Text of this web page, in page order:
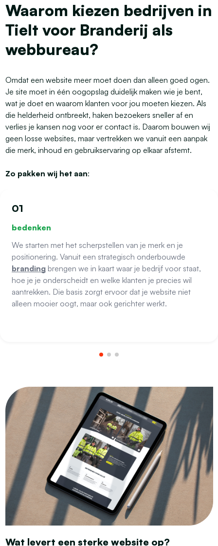
Waarom kiezen bedrijven in
Tielt voor Branderij als
webbureau?
Omdat een website meer moet doen dan alleen goed ogen.
Je site moet in één oogopslag duidelijk maken wie je bent,
wat je doet en waarom klanten voor jou moeten kiezen. Als
die helderheid ontbreekt, haken bezoekers sneller af en
verlies je kansen nog voor er contact is. Daarom bouwen wij
geen losse websites, maar vertrekken we vanuit een aanpak
die merk, inhoud en gebruikservaring op elkaar afstemt.
Zo pakken wij het aan:
01
bedenken
We starten met het scherpstellen van je merk en je
positionering. Vanuit een strategisch onderbouwde
branding brengen we in kaart waar je bedrijf voor staat,
hoe je je onderscheidt en welke klanten je precies wil
aantrekken. Die basis zorgt ervoor dat je website niet
alleen mooier oogt, maar ook gerichter werkt.
Wat levert een sterke website op?